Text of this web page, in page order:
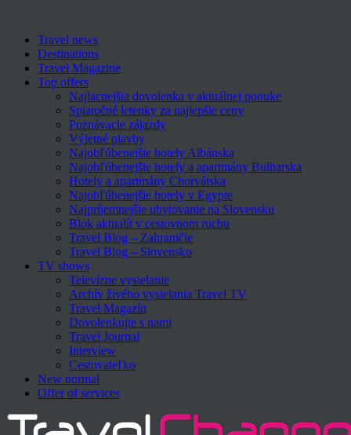
Travel news
Destinations
Travel Magazine
Top offers
Najlacnejšia dovolenka v aktuálnej ponuke
Spiatočné letenky za najlepšie ceny
Poznávacie zájazdy
Výletné plavby
Najobľúbenejšie hotely Albánska
Najobľúbenejšie hotely a apartmány Bulharska
Hotely a apartmány Chorvátska
Najobľúbenejšie hotely v Egypte
Najpríjemnejšie ubytovanie na Slovensku
Blok aktualít v cestovnom ruchu
Travel Blog – Zahraničie
Travel Blog – Slovensko
TV shows
Televízne vysielanie
Archív živého vysielania Travel TV
Travel Magazín
Dovolenkujte s nami
Travel Journal
Interview
Cestovateľko
New normal
Offer of services